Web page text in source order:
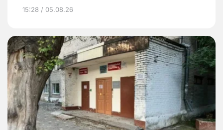
15:28 / 05.08.26